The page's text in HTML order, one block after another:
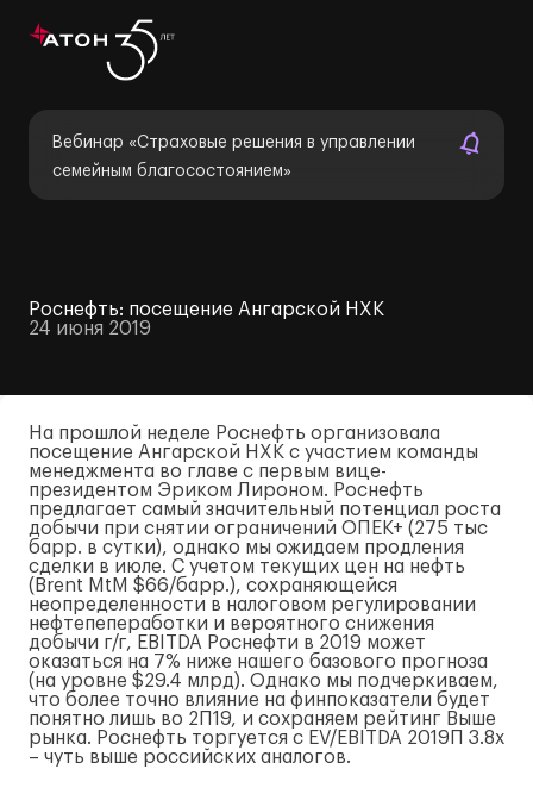
Вебинар «Страховые решения в управлении
семейным благосостоянием»
Роснефть: посещение Ангарской НХК
24 июня 2019
На прошлой неделе Роснефть организовала
посещение Ангарской НХК с участием команды
менеджмента во главе с первым вице-
президентом Эриком Лироном. Роснефть
предлагает самый значительный потенциал роста
добычи при снятии ограничений ОПЕК+ (275 тыс
барр. в сутки), однако мы ожидаем продления
сделки в июле. С учетом текущих цен на нефть
(Brent MtM $66/барр.), сохраняющейся
неопределенности в налоговом регулировании
нефтепепеработки и вероятного снижения
добычи г/г, EBITDA Роснефти в 2019 может
оказаться на 7% ниже нашего базового прогноза
(на уровне $29.4 млрд). Однако мы подчеркиваем,
что более точно влияние на финпоказатели будет
понятно лишь во 2П19, и сохраняем рейтинг Выше
рынка. Роснефть торгуется с EV/EBITDA 2019П 3.8x
– чуть выше российских аналогов.